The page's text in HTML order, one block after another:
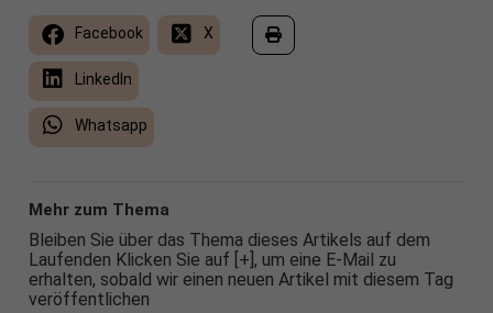
Facebook X
LinkedIn
Whatsapp
Mehr zum Thema
Bleiben Sie über das Thema dieses Artikels auf dem
Laufenden Klicken Sie auf [+], um eine E-Mail zu
erhalten, sobald wir einen neuen Artikel mit diesem Tag
veröffentlichen